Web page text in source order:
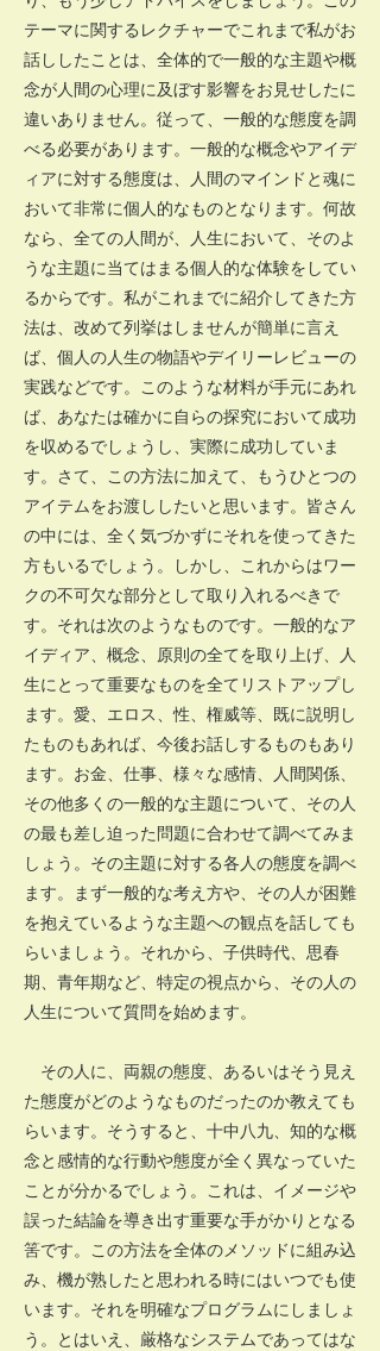
テーマに関するレクチャーでこれまで私がお
話ししたことは、全体的で一般的な主題や概
念が人間の心理に及ぼす影響をお見せしたに
違いありません。従って、一般的な態度を調
べる必要があります。一般的な概念やアイデ
ィアに対する態度は、人間のマインドと魂に
おいて非常に個人的なものとなります。何故
なら、全ての人間が、人生において、そのよ
うな主題に当てはまる個人的な体験をしてい
るからです。私がこれまでに紹介してきた方
法は、改めて列挙はしませんが簡単に言え
ば、個人の人生の物語やデイリーレビューの
実践などです。このような材料が手元にあれ
ば、あなたは確かに自らの探究において成功
を収めるでしょうし、実際に成功していま
す。さて、この方法に加えて、もうひとつの
アイテムをお渡ししたいと思います。皆さん
の中には、全く気づかずにそれを使ってきた
方もいるでしょう。しかし、これからはワー
クの不可欠な部分として取り入れるべきで
す。それは次のようなものです。一般的なア
イディア、概念、原則の全てを取り上げ、人
生にとって重要なものを全てリストアップし
ます。愛、エロス、性、権威等、既に説明し
たものもあれば、今後お話しするものもあり
ます。お金、仕事、様々な感情、人間関係、
その他多くの一般的な主題について、その人
の最も差し迫った問題に合わせて調べてみま
しょう。その主題に対する各人の態度を調べ
ます。まず一般的な考え方や、その人が困難
を抱えているような主題への観点を話しても
らいましょう。それから、子供時代、思春
期、青年期など、特定の視点から、その人の
人生について質問を始めます。
その人に、両親の態度、あるいはそう見え
た態度がどのようなものだったのか教えても
らいます。そうすると、十中八九、知的な概
念と感情的な行動や態度が全く異なっていた
ことが分かるでしょう。これは、イメージや
誤った結論を導き出す重要な手がかりとなる
筈です。この方法を全体のメソッドに組み込
み、機が熟したと思われる時にはいつでも使
います。それを明確なプログラムにしましょ
う。とはいえ、厳格なシステムであってはな